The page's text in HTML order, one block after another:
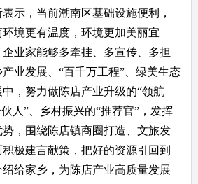
，当前潮南区基础设施便利，
境更有温度，环境更加美丽宜
业家能够多牵挂、多宣传、多担
业发展、“百千万工程”、绿美生态
，努力做陈店产业升级的“领航
人”、乡村振兴的“推荐官”，发挥
，围绕陈店镇商圈打造、文旅发
极建言献策，把好的资源引回到
给家乡，为陈店产业高质量发展